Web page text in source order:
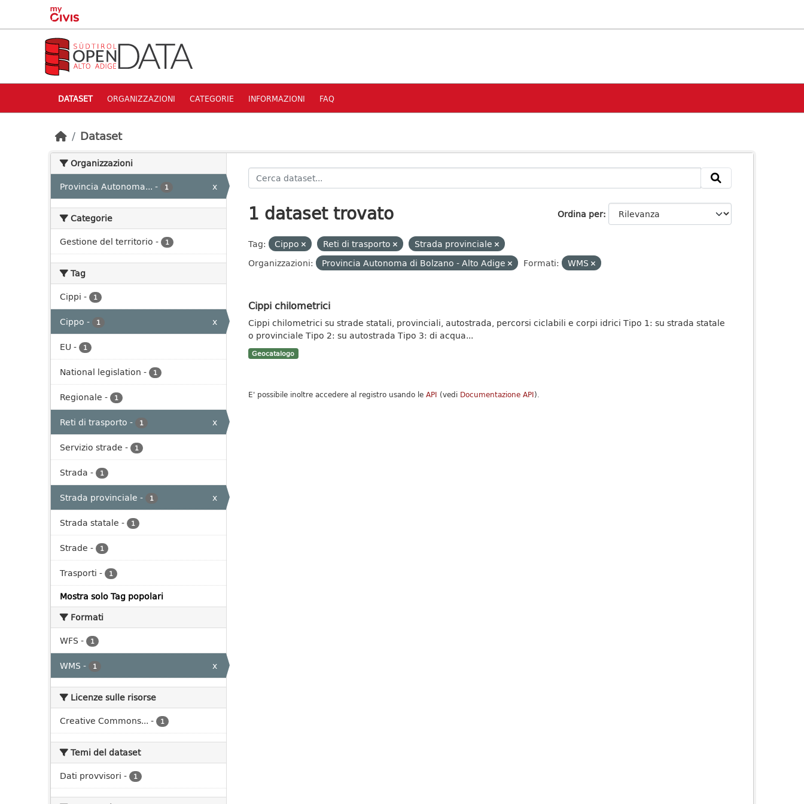
Skip to main content
DATASET ORGANIZZAZIONI CATEGORIE INFORMAZIONI FAQ
Dataset
Organizzazioni
Provincia Autonoma... - 1 x
Categorie
Gestione del territorio - 1
Tag
Cippi - 1
Cippo - 1
x
EU - 1
National legislation - 1
Regionale - 1
Reti di trasporto - 1
x
Servizio strade - 1
Strada - 1
Strada provinciale - 1
x
Strada statale - 1
Strade - 1
Trasporti - 1
Mostra solo Tag popolari
Formati
WFS - 1
WMS - 1 x
Licenze sulle risorse
Creative Commons... - 1
Temi del dataset
Dati provvisori - 1
Ordina per
1 dataset trovato
Tag: Cippo Reti di trasporto
Strada provinciale
Organizzazioni:
Provincia Autonoma di Bolzano - Alto Adige Formati: WMS
Cippi chilometrici
Cippi chilometrici su strade statali, provinciali, autostrada, percorsi ciclabili e corpi idrici Tipo 1: su strada statale
o provinciale Tipo 2: su autostrada Tipo 3: di acqua...
Geocatalogo
E' possibile inoltre accedere al registro usando le API (vedi Documentazione API).